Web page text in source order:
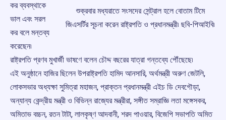
শুক্রবার মধ্যরাতে সংসদের সেন্ট্রাল হলে বোতাম টিমে
জিএসর্টির সূচনা করেন রাষ্ট্রপতি ও প্রধানমন্ত্রী৷ ছবি-পিআইবি৷
কর ব্যবস্থাকে
ভাল এবং সরল
কর বলে মন্তব্য
করেছেন৷
রাষ্ট্রপতি প্রণব মুখার্জী ভাষণে বলেন চৌদ্দ বছরের যাত্রা গন্তব্যে পৌঁছেছে৷
এই অনুষ্ঠানে হাজির ছিলেন উপরাষ্ট্রপতি হামিদ আনসারি, অর্থমন্ত্রী অরুণ জেটলি,
লোকসভার অধ্যক্ষা সুমিত্রা মহাজন, প্রাক্তন প্রধানমন্ত্রী এইচ ডি দেবগৌড়া,
অন্যান্য কেন্দ্রীয় মন্ত্রী ও বিভিন্ন রাজ্যের মন্ত্রীরা, সঙ্গীত সম্রাজ্ঞি লতা মঙ্গেসকর,
অমিতাভ বচ্চন, রতন টাটা, লালকৃষ্ণ আদবানী, শরদ পাওয়ার, বিজেপি সভাপতি অমিত